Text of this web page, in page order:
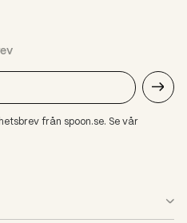
från spoon.se. Se vår